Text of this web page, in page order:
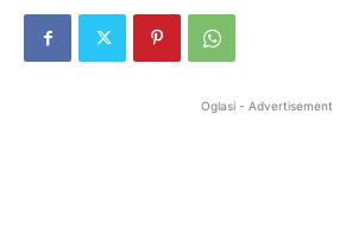
Oglasi - Advertisement